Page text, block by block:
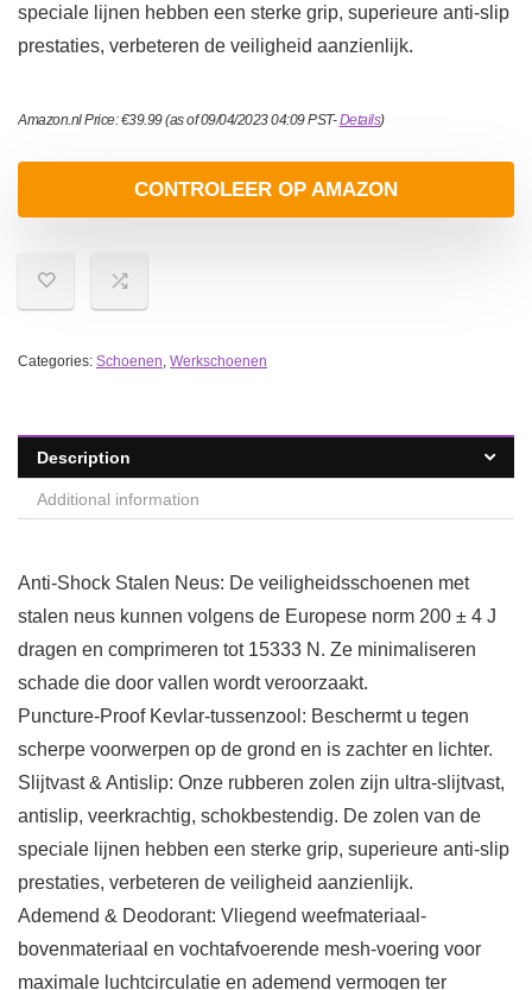
speciale lijnen hebben een sterke grip, superieure anti-slip
prestaties, verbeteren de veiligheid aanzienlijk.
Amazon.nl Price:€39.99(as of 09/04/2023 04:09 PST-Details)
CONTROLEER OP AMAZON
Categories: Schoenen, Werkschoenen
Description
Additional information
Anti-Shock Stalen Neus: De veiligheidsschoenen met
stalen neus kunnen volgens de Europese norm 200 ± 4 J
dragen en comprimeren tot 15333 N. Ze minimaliseren
schade die door vallen wordt veroorzaakt.
Puncture-Proof Kevlar-tussenzool: Beschermt u tegen
scherpe voorwerpen op de grond en is zachter en lichter.
Slijtvast & Antislip: Onze rubberen zolen zijn ultra-slijtvast,
antislip, veerkrachtig, schokbestendig. De zolen van de
speciale lijnen hebben een sterke grip, superieure anti-slip
prestaties, verbeteren de veiligheid aanzienlijk.
Ademend & Deodorant: Vliegend weefmateriaal-
bovenmateriaal en vochtafvoerende mesh-voering voor
maximale luchtcirculatie en ademend vermogen ter